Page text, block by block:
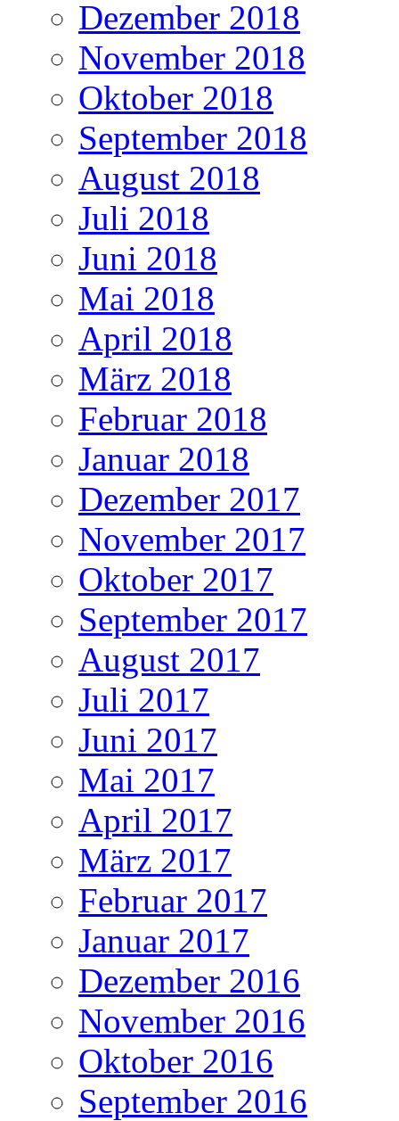
Dezember 2018
November 2018
Oktober 2018
September 2018
August 2018
Juli 2018
Juni 2018
Mai 2018
April 2018
März 2018
Februar 2018
Januar 2018
Dezember 2017
November 2017
Oktober 2017
September 2017
August 2017
Juli 2017
Juni 2017
Mai 2017
April 2017
März 2017
Februar 2017
Januar 2017
Dezember 2016
November 2016
Oktober 2016
September 2016